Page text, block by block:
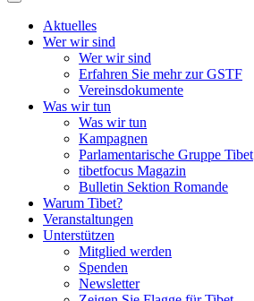
Aktuelles
Wer wir sind
Wer wir sind
Erfahren Sie mehr zur GSTF
Vereinsdokumente
Was wir tun
Was wir tun
Kampagnen
Parlamentarische Gruppe Tibet
tibetfocus Magazin
Bulletin Sektion Romande
Warum Tibet?
Veranstaltungen
Unterstützen
Mitglied werden
Spenden
Newsletter